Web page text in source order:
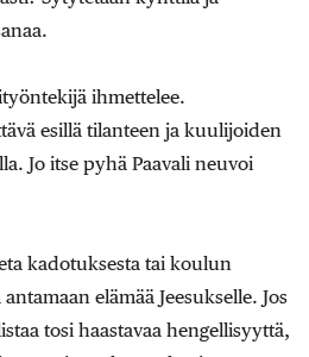
ihmettelee.
esillä tilanteen ja kuulijoiden
Jo itse pyhä Paavali neuvoi
kadotuksesta tai koulun
elämää Jeesukselle. Jos
tosi haastavaa hengellisyyttä,